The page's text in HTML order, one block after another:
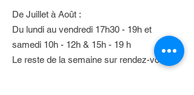
De Juillet à Août :
Du lundi au vendredi 17h30 - 19h et
samedi 10h - 12h & 15h - 19 h
Le reste de la semaine sur rendez-vous